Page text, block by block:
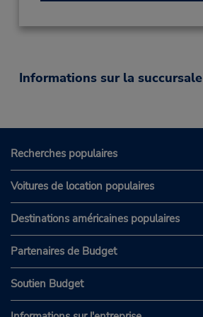
Informations sur la succursale
Recherches populaires
Voitures de location populaires
Destinations américaines populaires
Partenaires de Budget
Soutien Budget